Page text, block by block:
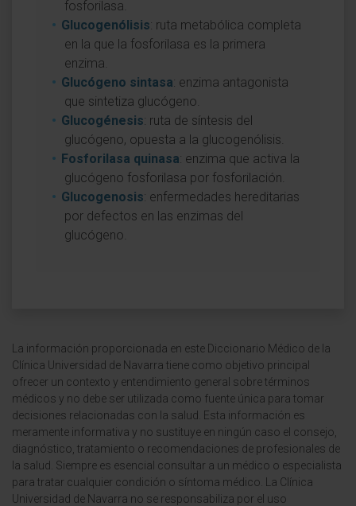
fosforilasa.
Glucogenólisis: ruta metabólica completa
en la que la fosforilasa es la primera
enzima.
Glucógeno sintasa: enzima antagonista
que sintetiza glucógeno.
Glucogénesis: ruta de síntesis del
glucógeno, opuesta a la glucogenólisis.
Fosforilasa quinasa: enzima que activa la
glucógeno fosforilasa por fosforilación.
Glucogenosis: enfermedades hereditarias
por defectos en las enzimas del
glucógeno.
La información proporcionada en este Diccionario Médico de la
Clínica Universidad de Navarra tiene como objetivo principal
ofrecer un contexto y entendimiento general sobre términos
médicos y no debe ser utilizada como fuente única para tomar
decisiones relacionadas con la salud. Esta información es
meramente informativa y no sustituye en ningún caso el consejo,
diagnóstico, tratamiento o recomendaciones de profesionales de
la salud. Siempre es esencial consultar a un médico o especialista
para tratar cualquier condición o síntoma médico. La Clínica
Universidad de Navarra no se responsabiliza por el uso